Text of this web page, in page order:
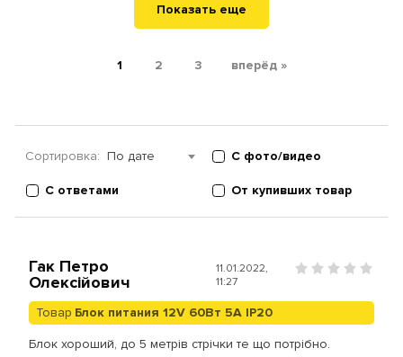
Показать еще
1 2 3 вперёд »
Сортировка: По дате С фото/видео
С ответами От купивших товар
Гак Петро
Олексійович
11.01.2022,
11:27
Товар Блок питания 12V 60Вт 5А IP20
Блок хороший, до 5 метрів стрічки те що потрібно.